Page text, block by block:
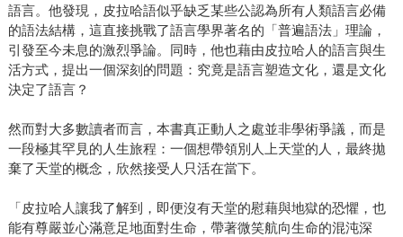
語言。他發現，皮拉哈語似乎缺乏某些公認為所有人類語言必備
的語法結構，這直接挑戰了語言學界著名的「普遍語法」理論，
引發至今未息的激烈爭論。同時，他也藉由皮拉哈人的語言與生
活方式，提出一個深刻的問題：究竟是語言塑造文化，還是文化
決定了語言？
然而對大多數讀者而言，本書真正動人之處並非學術爭議，而是
一段極其罕見的人生旅程：一個想帶領別人上天堂的人，最終拋
棄了天堂的概念，欣然接受人只活在當下。
「皮拉哈人讓我了解到，即便沒有天堂的慰藉與地獄的恐懼，也
能有尊嚴並心滿意足地面對生命，帶著微笑航向生命的混沌深